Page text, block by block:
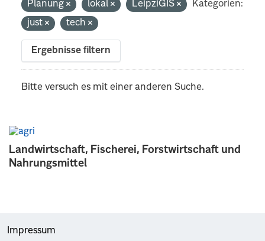
Landwirtschaft, Fischerei, Forstwirtschaft und
Nahrungsmittel
Planung
lokal LeipziGIS
Kategorien:
just
tech
Ergebnisse filtern
Bitte versuch es mit einer anderen Suche.
Impressum